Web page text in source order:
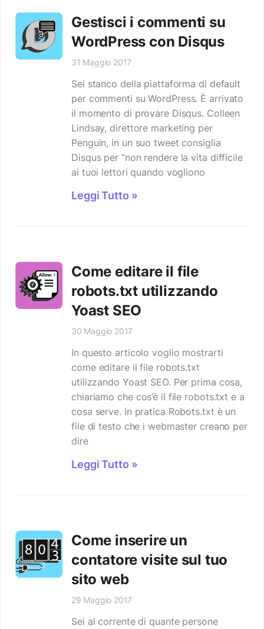
Gestisci i commenti su
WordPress con Disqus
31 Maggio 2017
Sei stanco della piattaforma di default
per commenti su WordPress. È arrivato
il momento di provare Disqus. Colleen
Lindsay, direttore marketing per
Penguin, in un suo tweet consiglia
Disqus per “non rendere la vita difficile
ai tuoi lettori quando vogliono
Leggi Tutto »
Come editare il file
robots.txt utilizzando
Yoast SEO
30 Maggio 2017
In questo articolo voglio mostrarti
come editare il file robots.txt
utilizzando Yoast SEO. Per prima cosa,
chiariamo che cos’è il file robots.txt e a
cosa serve. In pratica Robots.txt è un
file di testo che i webmaster creano per
dire
Leggi Tutto »
Come inserire un
contatore visite sul tuo
sito web
29 Maggio 2017
Sei al corrente di quante persone